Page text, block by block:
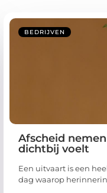
BEDRIJVEN
Afscheid
dichtbij voelt
Een uitvaart is een
dag waarop